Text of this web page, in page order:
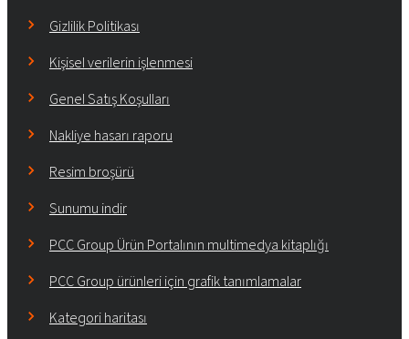
Gizlilik Politikası
Kişisel verilerin işlenmesi
Genel Satış Koşulları
Nakliye hasarı raporu
Resim broşürü
Sunumu indir
PCC Group Ürün Portalının multimedya kitaplığı
PCC Group ürünleri için grafik tanımlamalar
Kategori haritası